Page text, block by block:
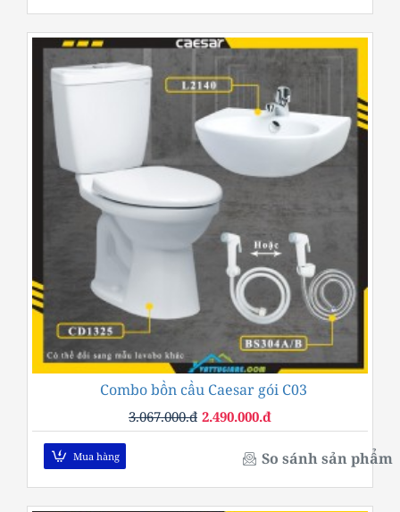
Combo bồn cầu Caesar gói C03
2.490.000.đ
3.067.000.đ
Mua hàng So sánh sản phẩm